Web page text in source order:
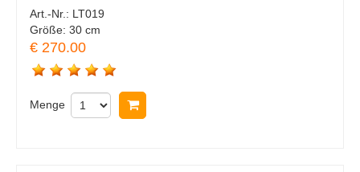
Art.-Nr.: LT019
Größe: 30 cm
€ 270.00
Menge